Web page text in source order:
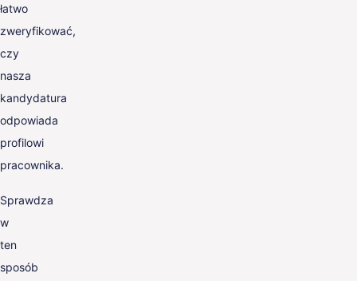
łatwo
zweryfikować,
czy
nasza
kandydatura
odpowiada
profilowi
pracownika.
Sprawdza
w
ten
sposób